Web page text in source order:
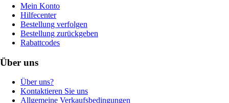
Mein Konto
Hilfecenter
Bestellung verfolgen
Bestellung zurückgeben
Rabattcodes
Über uns
Über uns?
Kontaktieren Sie uns
Allgemeine Verkaufsbedingungen